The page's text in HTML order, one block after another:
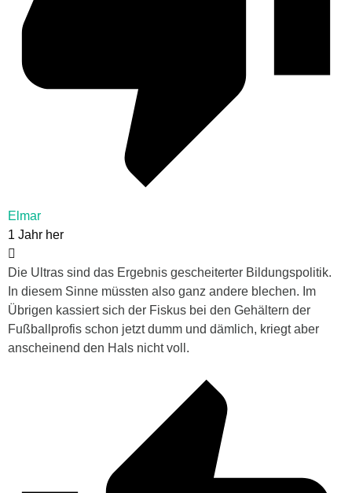
Elmar
1 Jahr her
Die Ultras sind das Ergebnis gescheiterter Bildungspolitik.
In diesem Sinne müssten also ganz andere blechen. Im
Übrigen kassiert sich der Fiskus bei den Gehältern der
Fußballprofis schon jetzt dumm und dämlich, kriegt aber
anscheinend den Hals nicht voll.